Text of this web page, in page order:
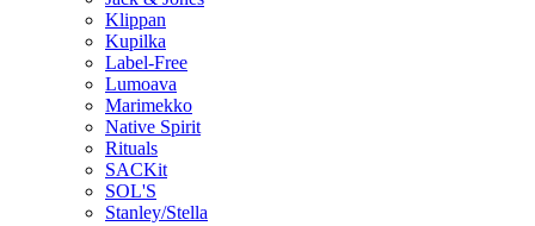
Klippan
Kupilka
Label-Free
Lumoava
Marimekko
Native Spirit
Rituals
SACKit
SOL'S
Stanley/Stella